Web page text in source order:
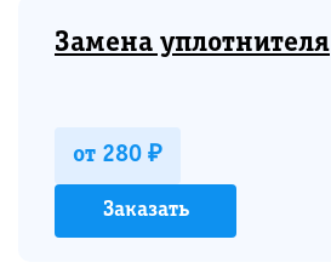
Замена уплотнителя
от 280 ₽
Заказать